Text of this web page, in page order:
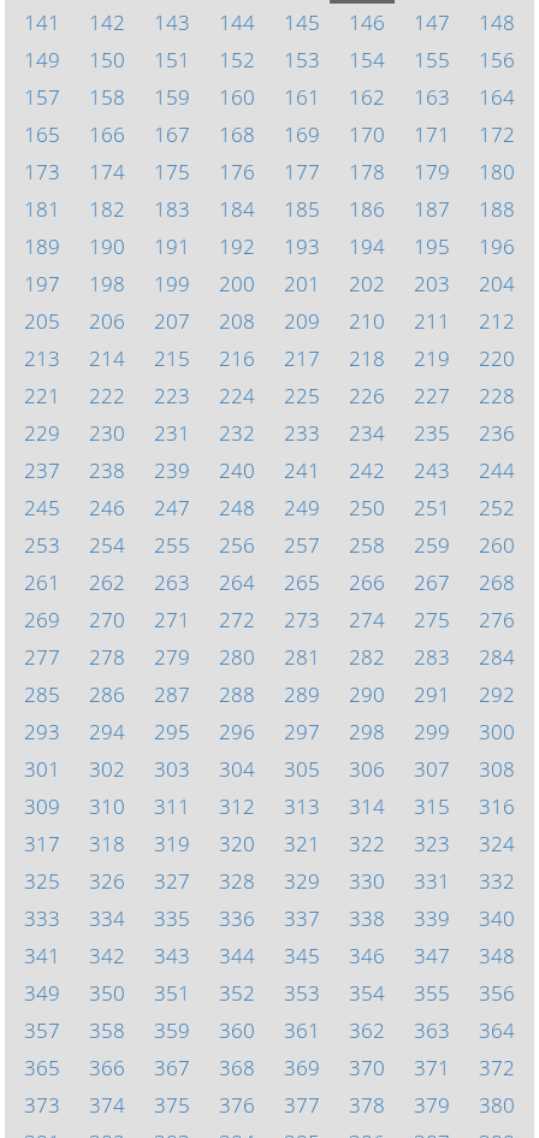
141
142 143 144 145 146 147
148
149
150 151 152 153 154 155
156
157
158 159 160 161 162 163
164
165
166 167 168 169 170 171
172
173
174 175 176 177 178 179
180
181
182 183 184 185 186 187
188
189
190 191 192 193 194 195
196
197
198 199 200 201 202 203
204
205
206 207 208 209 210 211
212
213
214 215 216 217 218 219
220
221
222 223 224 225 226 227
228
229
230 231 232 233 234 235
236
237
238 239 240 241 242 243
244
245
246 247 248 249 250 251
252
253
254 255 256 257 258 259
260
261
262 263 264 265 266 267
268
269
270 271 272 273 274 275
276
277
278 279 280 281 282 283
284
285
286 287 288 289 290 291
292
293
294 295 296 297 298 299
300
301
302 303 304 305 306 307
308
309
310 311 312 313 314 315
316
317
318 319 320 321 322 323
324
325
326 327 328 329 330 331
332
333
334 335 336 337 338 339
340
341
342 343 344 345 346 347
348
349
350 351 352 353 354 355
356
357
358 359 360 361 362 363
364
365
366 367 368 369 370 371
372
373
374 375 376 377 378 379
380